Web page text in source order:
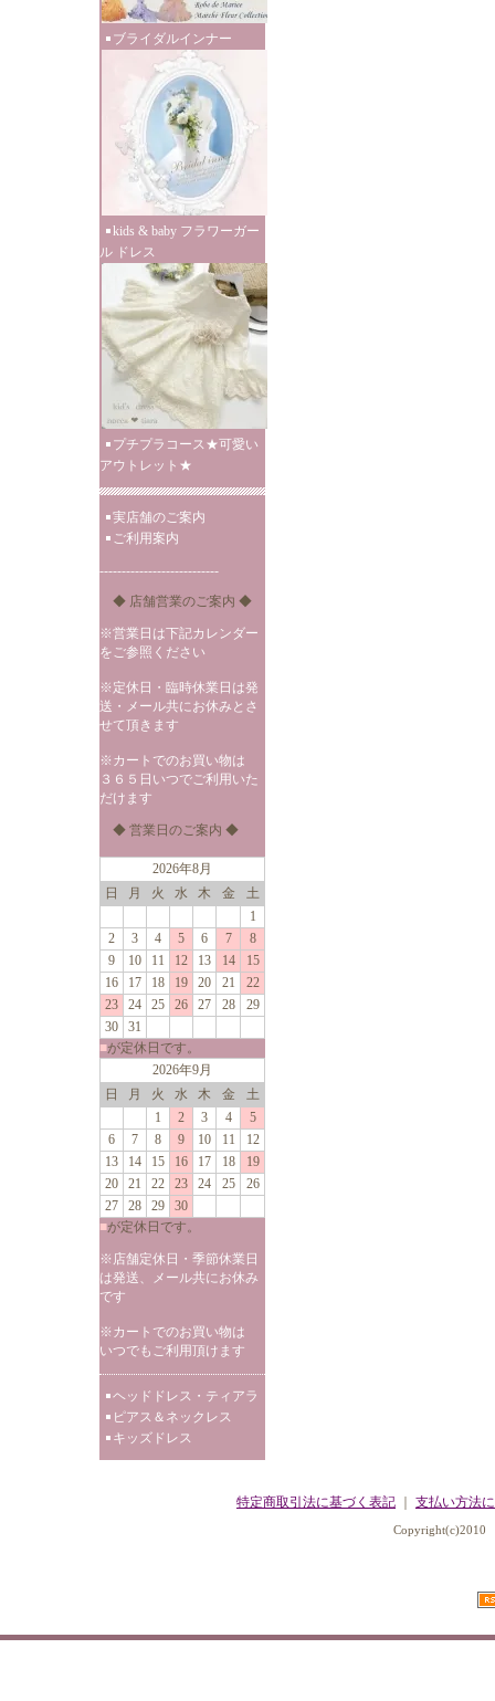
ブライダルインナー
kids & baby フラワーガー
ル ドレス
プチプラコース★可愛い
アウトレット★
実店舗のご案内
ご利用案内
---------------------------
◆ 店舗営業のご案内 ◆
※営業日は下記カレンダー
をご参照ください
※定休日・臨時休業日は発
送・メール共にお休みとさ
せて頂きます
※カートでのお買い物は
３６５日いつでご利用いた
だけます
◆ 営業日のご案内 ◆
2026年8月
日
月 火 水 木 金
土
1
2
3 4 5 6 7
8
9
10 11 12 13 14
15
16
17 18 19 20 21
22
23
24 25 26 27 28
29
30
31
■が定休日です。
2026年9月
日
月 火 水 木 金
土
1
2 3 4
5
6
7 8 9 10 11
12
13
14 15 16 17 18
19
20
21 22 23 24 25
26
27
28 29
30
■が定休日です。
※店舗定休日・季節休業日
は発送、メール共にお休み
です
※カートでのお買い物は
いつでもご利用頂けます
ヘッドドレス・ティアラ
ピアス＆ネックレス
キッズドレス
特定商取引法に基づく表記 支払い方法
Copyright(c)2010